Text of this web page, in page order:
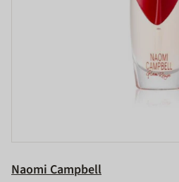
Naomi Campbell